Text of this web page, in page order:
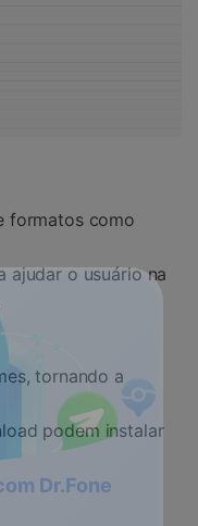
formatos como
ajudar o usuário na
tornando a
podem instalar